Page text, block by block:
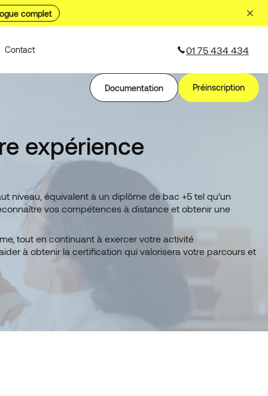
complet
Contact 01 75 434 434
Documentation Préinscription
expérience
niveau, équivalent à un diplôme de bac +5 tel qu’un
vos compétences à distance et obtenir une
tout en continuant à exercer votre activité
à obtenir la certification qui valorisera votre parcours et